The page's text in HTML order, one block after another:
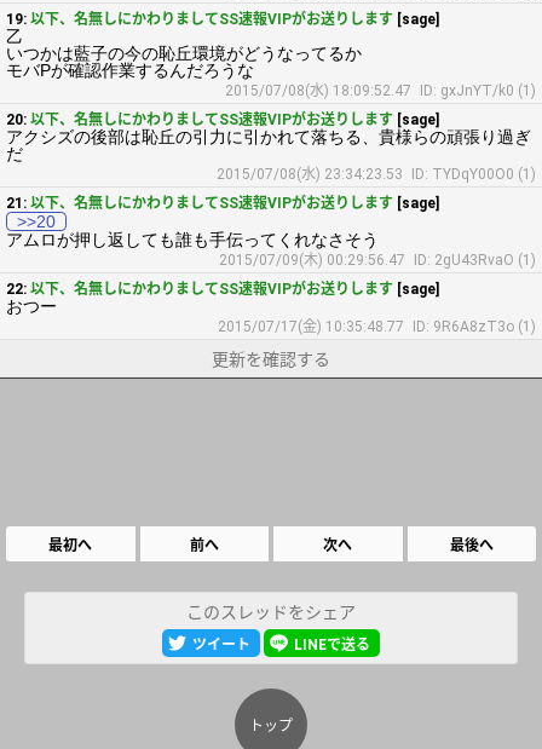
19: 以下、名無しにかわりましてSS速報VIPがお送りします [sage]
乙
いつかは藍子の今の恥丘環境がどうなってるか
モバPが確認作業するんだろうな
2015/07/08(水) 18:09:52.47
ID: gxJnYT/k0 (1)
20: 以下、名無しにかわりましてSS速報VIPがお送りします [sage]
アクシズの後部は恥丘の引力に引かれて落ちる、貴様らの頑張り過ぎ
だ
2015/07/08(水) 23:34:23.53
ID: TYDqY00O0 (1)
21: 以下、名無しにかわりましてSS速報VIPがお送りします [sage]
>>20
アムロが押し返しても誰も手伝ってくれなさそう
2015/07/09(木) 00:29:56.47
ID: 2gU43RvaO (1)
22: 以下、名無しにかわりましてSS速報VIPがお送りします [sage]
おつー
2015/07/17(金) 10:35:48.77 ID: 9R6A8zT3o (1)
更新を確認する
最初へ 前へ 次へ 最後へ
このスレッドをシェア
ツイート LINEで送る
トップ